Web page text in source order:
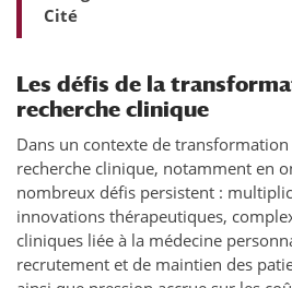
Cité
Les défis de la
recherche clinique
Dans un contexte de
recherche clinique, notamment en
nombreux défis persistent :
innovations thérapeutiques,
cliniques liée à la médecine
recrutement et de maintien des